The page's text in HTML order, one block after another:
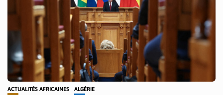
ACTUALITÉS AFRICAINES ALGÉRIE